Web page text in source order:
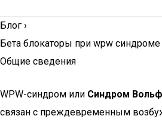
Блог ›
Бета блокаторы при wpw синдроме
Общие сведения
WPW-синдром или Синдром
связан с преждевременным